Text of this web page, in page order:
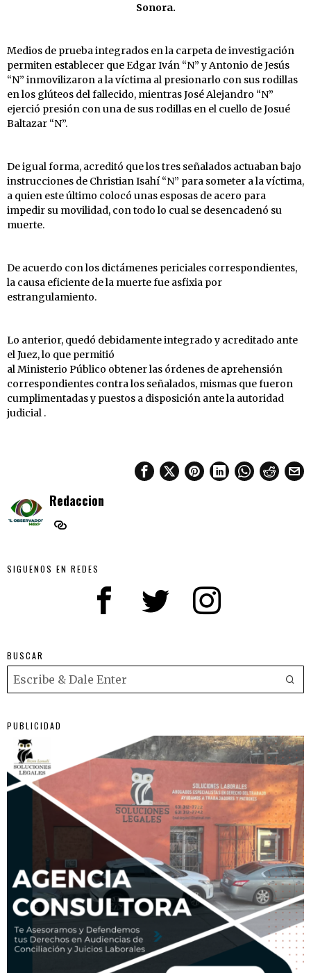
Sonora.
Medios de prueba integrados en la carpeta de investigación
permiten establecer que Edgar Iván “N” y Antonio de Jesús
“N” inmovilizaron a la víctima al presionarlo con sus rodillas
en los glúteos del fallecido, mientras José Alejandro “N”
ejerció presión con una de sus rodillas en el cuello de Josué
Baltazar “N”.
De igual forma, acreditó que los tres señalados actuaban bajo
instrucciones de Christian Isahí “N” para someter a la víctima,
a quien este último colocó unas esposas de acero para
impedir su movilidad, con todo lo cual se desencadenó su
muerte.
De acuerdo con los dictámenes periciales correspondientes,
la causa eficiente de la muerte fue asfixia por
estrangulamiento.
Lo anterior, quedó debidamente integrado y acreditado ante
el Juez, lo que permitió
al Ministerio Público obtener las órdenes de aprehensión
correspondientes contra los señalados, mismas que fueron
cumplimentadas y puestos a disposición ante la autoridad
judicial .
Redaccion
SIGUENOS EN REDES
BUSCAR
PUBLICIDAD